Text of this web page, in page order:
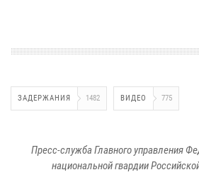
ЗАДЕРЖАНИЯ 1482 ВИДЕО 775
Пресс-служба Главного управления
национальной гвардии